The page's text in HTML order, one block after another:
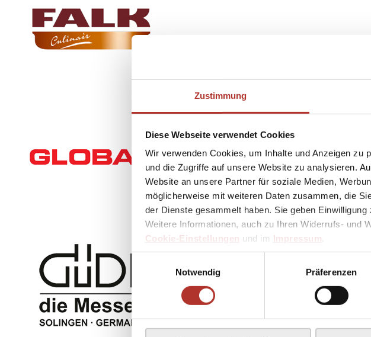
Zustimmung
Diese Webseite verwendet Cookies
Wir verwenden Cookies, um Inhalte und Anzeigen zu
und die Zugriffe auf unsere Website zu analysieren.
Website an unsere Partner für soziale Medien,
möglicherweise mit weiteren Daten zusammen, die
der Dienste gesammelt haben. Sie geben
Weitere Informationen, auch zu Ihren Widerrufs- und
Cookie-Einstellungen und im Impressum
Notwendig
Präferenzen